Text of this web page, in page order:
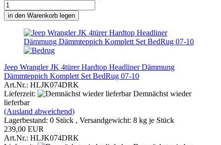
in den Warenkorb legen
Jeep Wrangler JK 4türer Hardtop Headliner Dämmung
Dämmteppich Komplett Set BedRug 07-10
Art.Nr.: HLJK074DRK
Lieferzeit:
Demnächst wieder
lieferbar
(Ausland abweichend)
Lagerbestand: 0 Stück , Versandgewicht: 8 kg je Stück
239,00 EUR
Art.Nr.: HLJK074DRK